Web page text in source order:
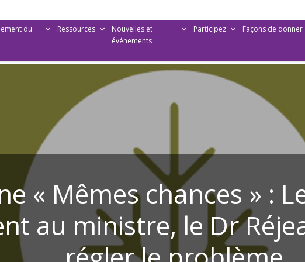
du
Ressources
Nouvelles et
événements
Participez Façons de donner
« Mêmes chances » :
au ministre, le Dr